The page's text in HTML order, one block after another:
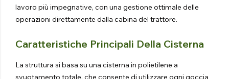
lavoro più impegnative, con una gestione ottimale delle
operazioni direttamente dalla cabina del trattore.
Caratteristiche Principali Della Cisterna
La struttura si basa su una cisterna in polietilene a
svuotamento totale, che consente di utilizzare ogni goccia